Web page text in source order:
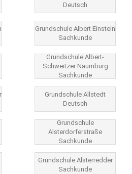
Deutsch
Grundschule Albert Einstein
Sachkunde
Grundschule Albert-
Schweitzer Naumburg
Sachkunde
Grundschule Allstedt
Deutsch
Grundschule
Alsterdorferstraße
Sachkunde
Grundschule Alsterredder
Sachkunde